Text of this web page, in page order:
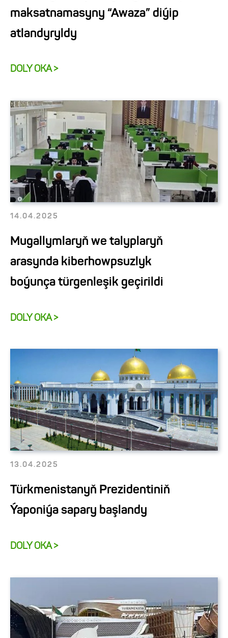
maksatnamasyny “Awaza” diýip
atlandyryldy
DOLY OKA >
14.04.2025
Mugallymlaryň we talyplaryň
arasynda kiberhowpsuzlyk
boýunça türgenleşik geçirildi
DOLY OKA >
13.04.2025
Türkmenistanyň Prezidentiniň
Ýaponiýa sapary başlandy
DOLY OKA >